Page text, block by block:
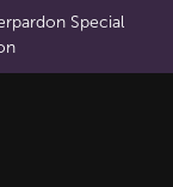
Special